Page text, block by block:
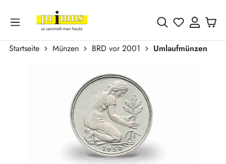
Zum Hauptinhalt springen
Du hast 0
Startseite Münzen BRD vor 2001
Umlaufmünzen